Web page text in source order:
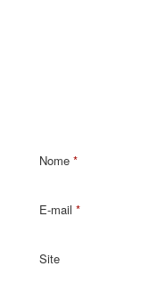
Nome *
E-mail *
Site